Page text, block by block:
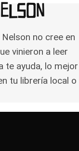
no cree en
vinieron a leer
te ayuda, lo mejor
tu librería local o